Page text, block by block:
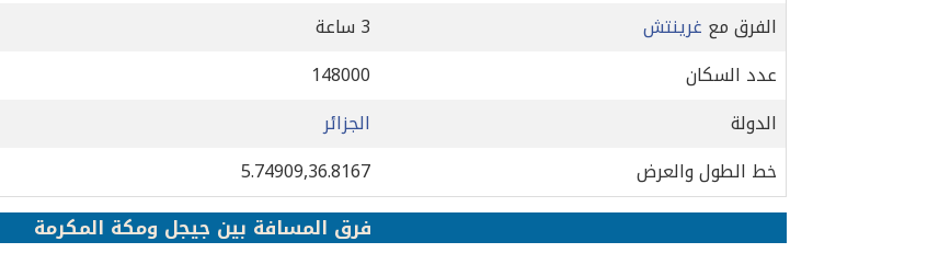
الفرق مع غرينتش 3 ساعة
عدد السكان
148000
الدولة
الجزائر
خط الطول والعرض
5.74909,36.8167
فرق المسافة بين جيجل ومكة المكرمة